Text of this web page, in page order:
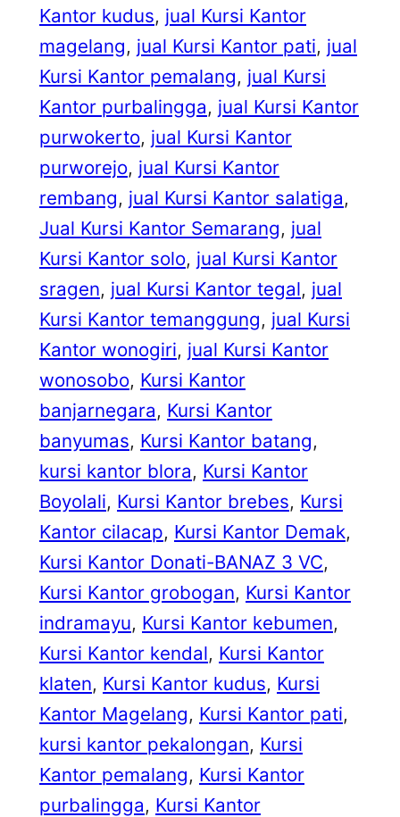
Kantor kudus, jual Kursi Kantor
magelang, jual Kursi Kantor pati, jual
Kursi Kantor pemalang, jual Kursi
Kantor purbalingga, jual Kursi Kantor
purwokerto, jual Kursi Kantor
purworejo, jual Kursi Kantor
rembang, jual Kursi Kantor salatiga
Jual Kursi Kantor Semarang, jual
Kursi Kantor solo, jual Kursi Kantor
sragen, jual Kursi Kantor tegal, jual
Kursi Kantor temanggung, jual Kursi
Kantor wonogiri, jual Kursi Kantor
wonosobo, Kursi Kantor
banjarnegara, Kursi Kantor
banyumas, Kursi Kantor batang
kursi kantor blora, Kursi Kantor
Boyolali, Kursi Kantor brebes, Kursi
Kantor cilacap, Kursi Kantor Demak
Kursi Kantor Donati-BANAZ 3 VC
Kursi Kantor grobogan, Kursi Kantor
indramayu, Kursi Kantor kebumen
Kursi Kantor kendal, Kursi Kantor
klaten, Kursi Kantor kudus, Kursi
Kantor Magelang, Kursi Kantor pati
kursi kantor pekalongan, Kursi
Kantor pemalang, Kursi Kantor
purbalingga, Kursi Kantor